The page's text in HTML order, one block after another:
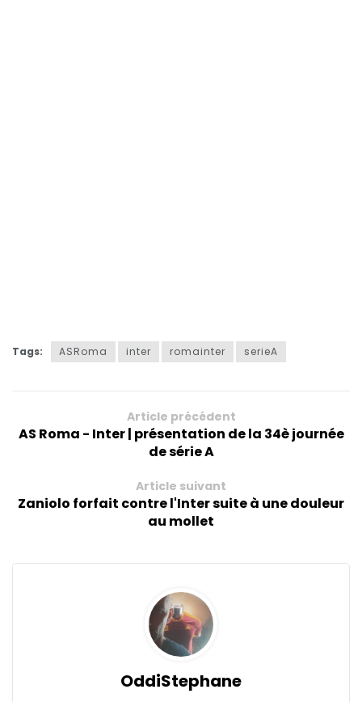
Tags: ASRoma inter romainter serieA
Article précédent
AS Roma - Inter | présentation de la 34è journée
de série A
Article suivant
Zaniolo forfait contre l'Inter suite à une douleur
au mollet
OddiStephane